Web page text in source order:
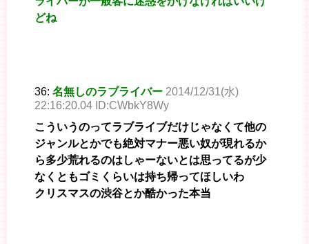
どね
36: 名無しのラブライバー 2014/12/31(水)
22:16:20.04 ID:CWbkY8Wy
こういうのってラブライブだけじゃなくて他の
ジャンルとかでも絶対マナー悪い奴が現れるか
ら多少荒れるのはしゃーないとは思ってるが少
なくともゴミくらいは持ち帰ってほしいわ
クリスマスの渋谷とか酷かった本当